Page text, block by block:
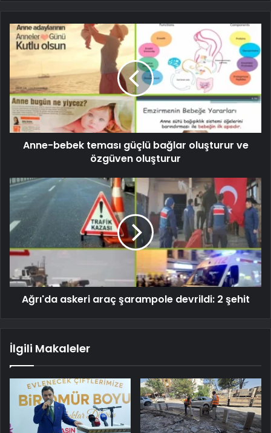
Anne-bebek teması güçlü bağlar oluşturur ve
özgüven oluşturur
Ağrı'da askeri araç şarampole devrildi: 2 şehit
İlgili Makaleler